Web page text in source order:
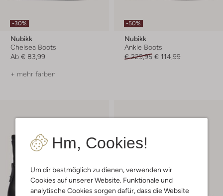
Hm, Cookies!
Um dir bestmöglich zu dienen, verwenden wir
Cookies auf unserer Website. Funktionale und
analytische Cookies sorgen dafür, dass die Website
-30%
Nubikk
Chelsea Boots
Ab € 83,99
+ mehr farben
-50%
Nubikk
Ankle Boots
€ 229,95 € 114,99